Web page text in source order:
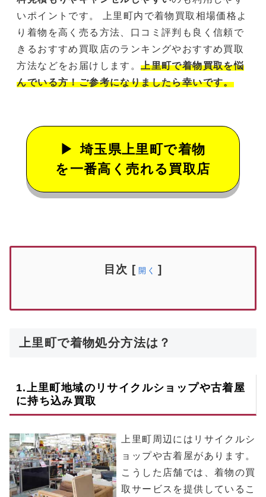
いポイントです。 上里町内で着物買取相場価格よ
り着物を高く売る方法、口コミ評判も良く信頼で
きるおすすめ買取店のランキングやおすすめ買取
方法などをお届けします。上里町で着物買取を悩
んでいる方！ご参考になりましたら幸いです。
埼玉県上里町で着物
を一番高く売れる買取店
目次 [ 開く ]
上里町で着物処分方法は？
1. 上里町地域のリサイクルショップや古着屋
に持ち込み買取
上里町周辺にはリサイクルシ
ョップや古着屋があります。
こうした店舗では、着物の買
取サービスを提供しているこ